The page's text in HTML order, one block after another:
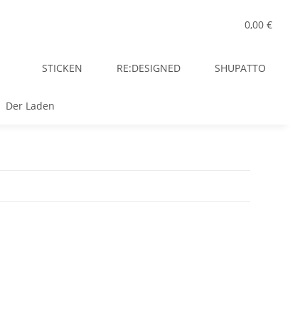
0,00 €
STICKEN RE:DESIGNED SHUPATTO
Der Laden